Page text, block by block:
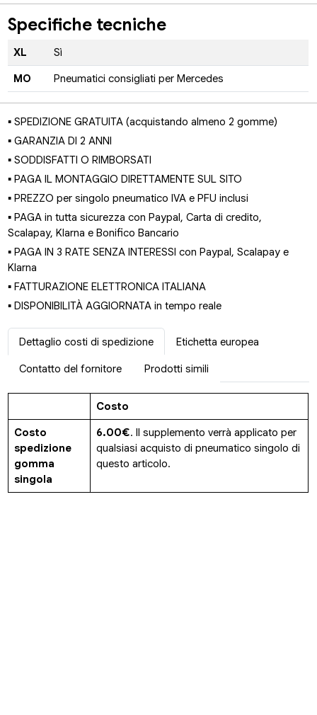
Specifiche tecniche
XL Sì
MO Pneumatici consigliati per Mercedes
▪ SPEDIZIONE GRATUITA (acquistando almeno 2 gomme)
▪ GARANZIA DI 2 ANNI
▪ SODDISFATTI O RIMBORSATI
▪ PAGA IL MONTAGGIO DIRETTAMENTE SUL SITO
▪ PREZZO per singolo pneumatico IVA e PFU inclusi
▪ PAGA in tutta sicurezza con Paypal, Carta di credito,
Scalapay, Klarna e Bonifico Bancario
▪ PAGA IN 3 RATE SENZA INTERESSI con Paypal, Scalapay e
Klarna
▪ FATTURAZIONE ELETTRONICA ITALIANA
▪ DISPONIBILITÀ AGGIORNATA in tempo reale
Dettaglio costi di spedizione Etichetta europea
Contatto del fornitore Prodotti simili
Costo
Costo
spedizione
gomma
singola
6.00€. Il supplemento verrà applicato per
qualsiasi acquisto di pneumatico singolo di
questo articolo.